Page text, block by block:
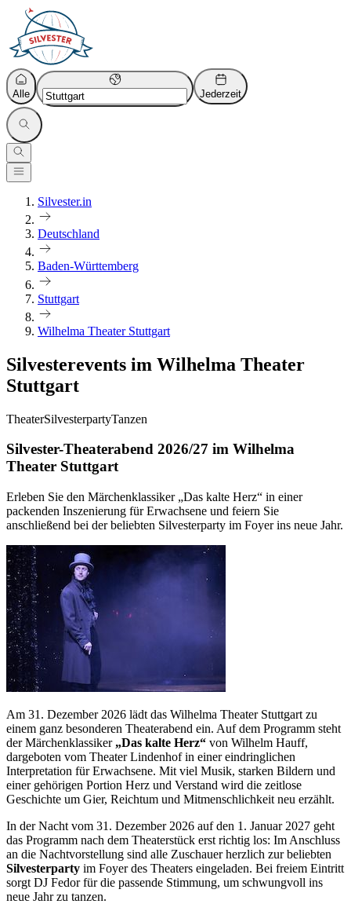
Alle Jederzeit
Silvester.in
Deutschland
Baden-Württemberg
Stuttgart
Wilhelma Theater Stuttgart
Silvesterevents im Wilhelma Theater
Stuttgart
TheaterSilvesterpartyTanzen
Silvester-Theaterabend 2026/27 im Wilhelma
Theater Stuttgart
Erleben Sie den Märchenklassiker „Das kalte Herz“ in einer
packenden Inszenierung für Erwachsene und feiern Sie
anschließend bei der beliebten Silvesterparty im Foyer ins neue Jahr.
Am 31. Dezember 2026 lädt das Wilhelma Theater Stuttgart zu
einem ganz besonderen Theaterabend ein. Auf dem Programm steht
der Märchenklassiker „Das kalte Herz“ von Wilhelm Hauff,
dargeboten vom Theater Lindenhof in einer eindringlichen
Interpretation für Erwachsene. Mit viel Musik, starken Bildern und
einer gehörigen Portion Herz und Verstand wird die zeitlose
Geschichte um Gier, Reichtum und Mitmenschlichkeit neu erzählt.
In der Nacht vom 31. Dezember 2026 auf den 1. Januar 2027 geht
das Programm nach dem Theaterstück erst richtig los: Im Anschluss
an die Nachtvorstellung sind alle Zuschauer herzlich zur beliebten
Silvesterparty im Foyer des Theaters eingeladen. Bei freiem Eintritt
sorgt DJ Fedor für die passende Stimmung, um schwungvoll ins
neue Jahr zu tanzen.